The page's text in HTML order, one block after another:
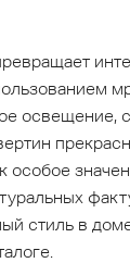
стиль в